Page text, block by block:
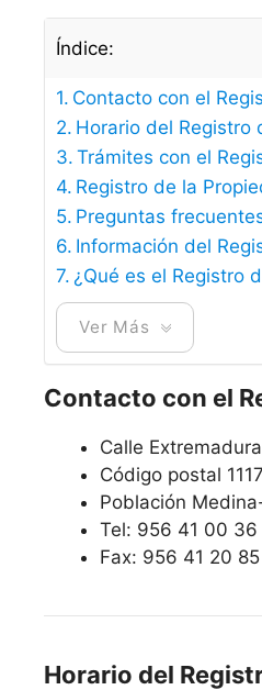
Índice:
Contacto con el
Horario del Registro
Trámites con el
Registro de la
Preguntas
Información del
¿Qué es el Registro
Ver Más
Contacto con el
Calle
Código postal
Población
Tel: 956 41 00 36
Fax: 956 41 20 85
Horario del